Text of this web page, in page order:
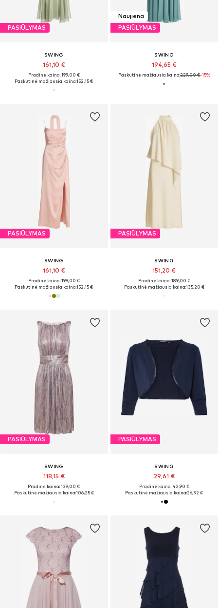
PASIŪLYMAS
SWING
161,10 €
Pradinė kaina: 199,00 €
Paskutinė mažiausia kaina:152,15 €
Naujiena
PASIŪLYMAS
SWING
194,65 €
Paskutinė mažiausia kaina:229,00 €-15%
PASIŪLYMAS
SWING
161,10 €
Pradinė kaina: 199,00 €
Paskutinė mažiausia kaina:152,15 €
PASIŪLYMAS
SWING
151,20 €
Pradinė kaina: 189,00 €
Paskutinė mažiausia kaina:135,20 €
PASIŪLYMAS
SWING
118,15 €
Pradinė kaina: 139,00 €
Paskutinė mažiausia kaina:106,25 €
PASIŪLYMAS
SWING
29,61 €
Pradinė kaina: 42,90 €
Paskutinė mažiausia kaina:26,32 €